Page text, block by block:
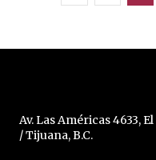
Av. Las Américas 4633,
/ Tijuana, B.C.